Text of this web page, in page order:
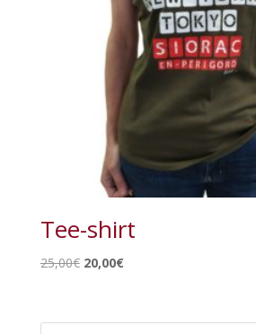
Tee-shirt
25,00€ Le
était :
20,00€Le
est :